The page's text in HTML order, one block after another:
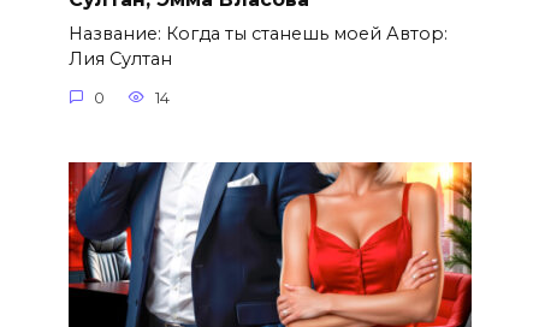
Название: Когда ты станешь моей Автор:
Лия Султан
0 14